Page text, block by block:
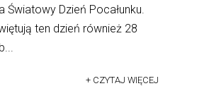
Światowy Dzień Pocałunku.
ten dzień również 28
+ CZYTAJ WIĘCEJ